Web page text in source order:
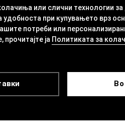
или слични технологии
удобноста при купувањето врз
потреби или
ја Политиката за